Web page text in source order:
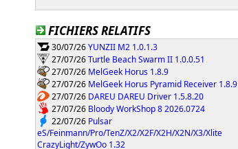
FICHIERS RELATIFS
30/07/26YUNZII M2 1.0.1.3
27/07/26Turtle Beach Swarm II 1.0.0.51
27/07/26 MelGeek Horus 1.8.9
27/07/26 MelGeek Horus Pyramid Receiver 1.8.9
27/07/26 DAREU DAREU Driver 1.5.8.20
27/07/26 Bloody WorkShop 8 2026.0724
22/07/26 Pulsar
eS/Feinmann/Pro/TenZ/X2/X2F/X2H/X2N/X3/Xlite
CrazyLight/ZywOo 1.32